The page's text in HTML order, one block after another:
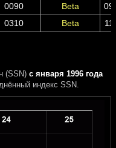
0090 Beta
09
0310 Beta
(SSN) с января 1996 года
индекс SSN.